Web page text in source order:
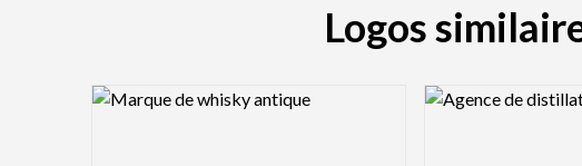
Logos
Logo Preview Image Logo Preview Image